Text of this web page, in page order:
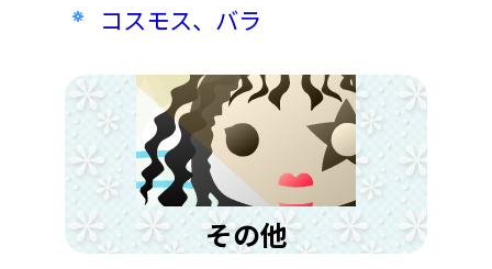
コスモス、バラ
その他